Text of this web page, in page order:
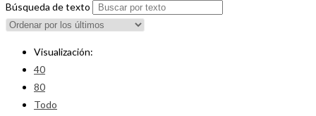
Búsqueda de texto
Visualización:
40
80
Todo